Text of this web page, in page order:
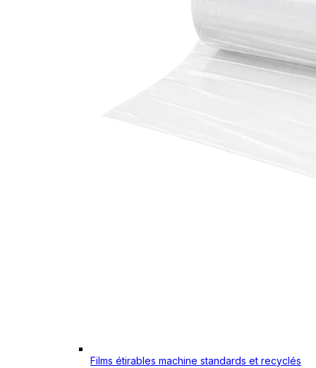
Films étirables machine standards et recyclés